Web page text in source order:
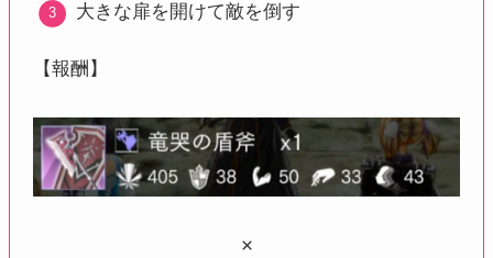
大きな扉を開けて敵を倒す
【報酬】
×